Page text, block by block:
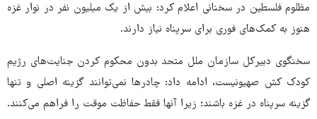
مظلوم فلسطین در سخنانی اعلام کرد: بیش از یک میلیون نفر در نوار غزه
هنوز به کمک‌های فوری برای سرپناه نیاز دارند.
سخنگوی دبیرکل سازمان ملل متحد بدون محکوم کردن جنایت‌های رژیم
کودک کش صهیونیست، ادامه داد: چادرها نمی‌توانند گزینه اصلی و تنها
گزینه سرپناه در غزه باشند؛ زیرا آنها فقط حفاظت موقت را فراهم می‌کنند.